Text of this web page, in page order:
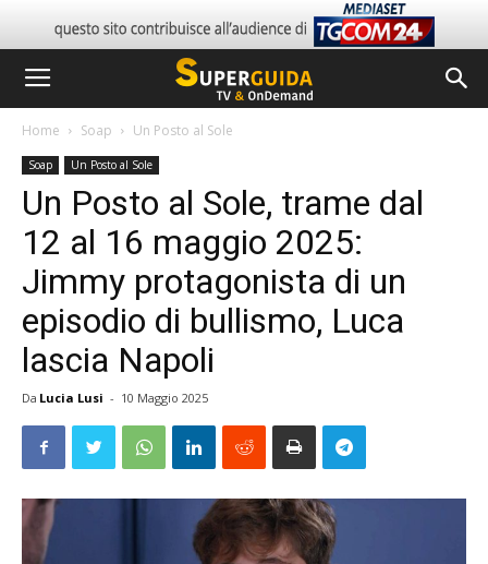
Home Soap Un Posto al Sole
Soap Un Posto al Sole
Un Posto al Sole, trame dal
12 al 16 maggio 2025:
Jimmy protagonista di un
episodio di bullismo, Luca
lascia Napoli
Da Lucia Lusi - 10 Maggio 2025